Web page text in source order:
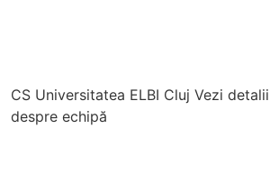
CS Universitatea ELBI Cluj Vezi detalii
despre echipă